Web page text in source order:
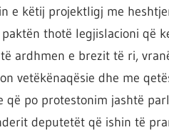
e këtij projektligj me
thotë legjislacioni që
ardhmen e brezit të ri,
vetëkënaqësie dhe me
që po protestonim jashtë
deputetët që ishin të